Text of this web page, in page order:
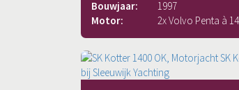
Bouwjaar:
1997
Motor:
2x Volvo Penta à